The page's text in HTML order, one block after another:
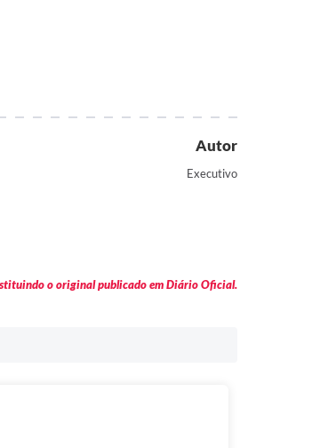
Autor
Executivo
o original publicado em Diário Oficial.